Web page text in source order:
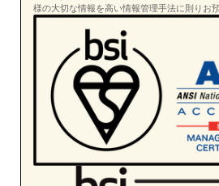
様の大切な情報を高い情報管理手法に則りお